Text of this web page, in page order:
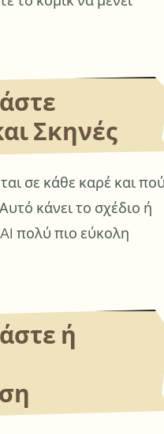
Σκηνές
σε κάθε καρέ και
κάνει το σχέδιο ή
πολύ πιο εύκολη
ή